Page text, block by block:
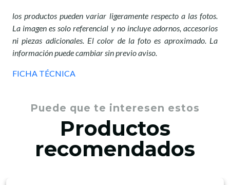
los productos pueden variar ligeramente respecto a las fotos.
La imagen es solo referencial y no incluye adornos, accesorios
ni piezas adicionales. El color de la foto es aproximado. La
información puede cambiar sin previo aviso.
FICHA TÉCNICA
Puede que te interesen estos
Productos
recomendados